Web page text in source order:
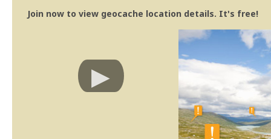
Join now to view geocache location details. It's free!